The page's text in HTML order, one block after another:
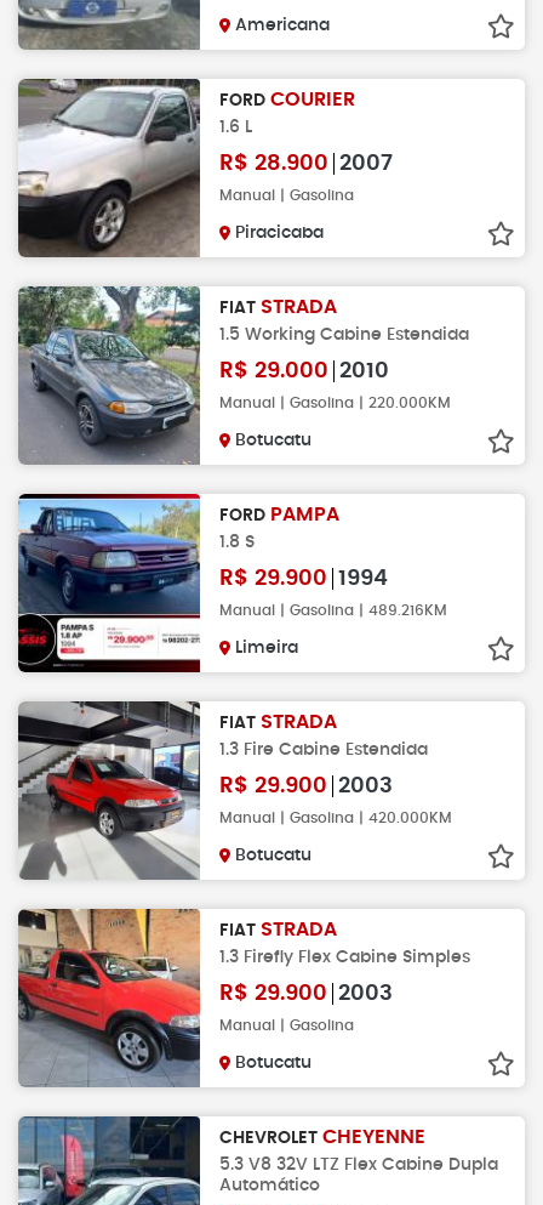
Americana
FORD COURIER
1.6 L
R$ 28.900 2007
Manual | Gasolina
Piracicaba
FIAT STRADA
1.5 Working Cabine Estendida
R$ 29.000 2010
Manual | Gasolina | 220.000KM
Botucatu
FORD PAMPA
1.8 S
R$ 29.900 1994
Manual | Gasolina | 489.216KM
Limeira
FIAT STRADA
1.3 Fire Cabine Estendida
R$ 29.900 2003
Manual | Gasolina | 420.000KM
Botucatu
FIAT STRADA
1.3 Firefly Flex Cabine Simples
R$ 29.900 2003
Manual | Gasolina
Botucatu
CHEVROLET CHEYENNE
5.3 V8 32V LTZ Flex Cabine Dupla
Automático